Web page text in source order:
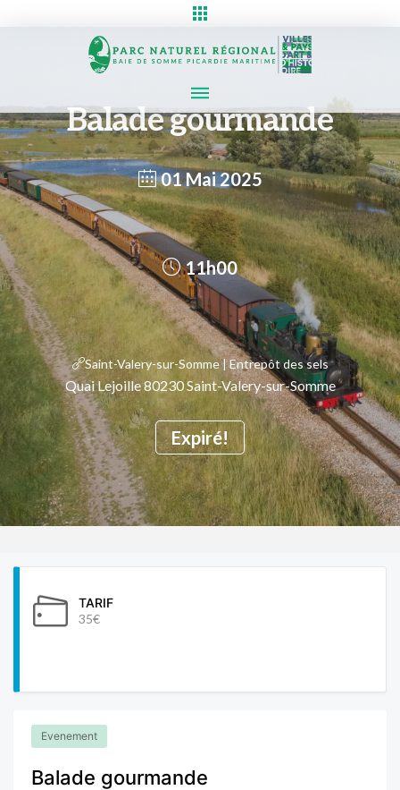
Balade gourmande
01 Mai 2025
Expiré!
11h00
Saint-Valery-sur-Somme | Entrepôt des sels
Quai Lejoille 80230 Saint-Valery-sur-Somme
TARIF
35€
Evenement
Balade gourmande